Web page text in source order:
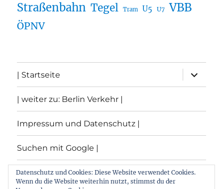
Straßenbahn Tegel Tram U5 U7 VBB
ÖPNV
| Startseite
öffnen
| weiter zu: Berlin Verkehr |
Impressum und Datenschutz |
Suchen mit Google |
Themen
Datenschutz und Cookies: Diese Website verwendet Cookies.
Wenn du die Website weiterhin nutzt, stimmst du der